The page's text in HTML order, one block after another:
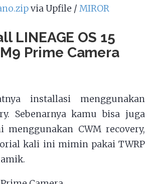
via Upfile /MIROR
LINEAGE OS 15
Prime Camera
installasi menggunakan
Sebenarnya kamu bisa juga
CWM recovery,
kali ini mimin pakai TWRP